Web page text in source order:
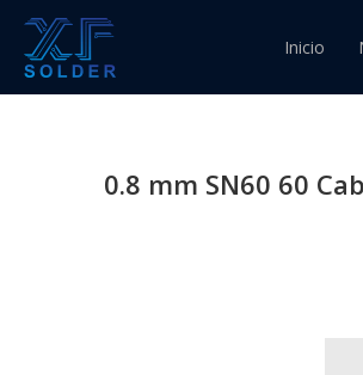
Inicio
Usted está aquí:
gramos para ensamblaje
0.8 mm SN60 60